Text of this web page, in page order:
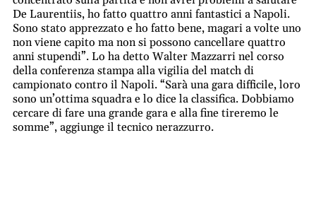
De Laurentiis, ho fatto quattro anni fantastici a Napoli.
Sono stato apprezzato e ho fatto bene, magari a volte uno
non viene capito ma non si possono cancellare quattro
anni stupendi”. Lo ha detto Walter Mazzarri nel corso
della conferenza stampa alla vigilia del match di
campionato contro il Napoli. “Sarà una gara difficile, loro
sono un’ottima squadra e lo dice la classifica. Dobbiamo
cercare di fare una grande gara e alla fine tireremo le
somme”, aggiunge il tecnico nerazzurro.